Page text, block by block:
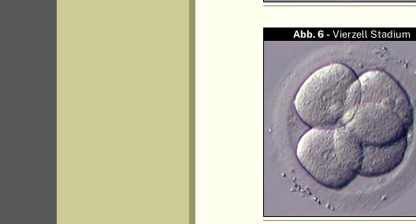
Abb. 6 -Vierzell Stadium